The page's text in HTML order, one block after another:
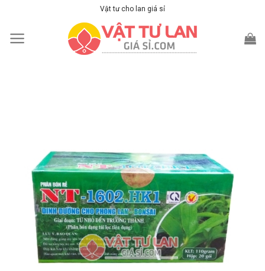
content
Vật tư cho lan giá sỉ